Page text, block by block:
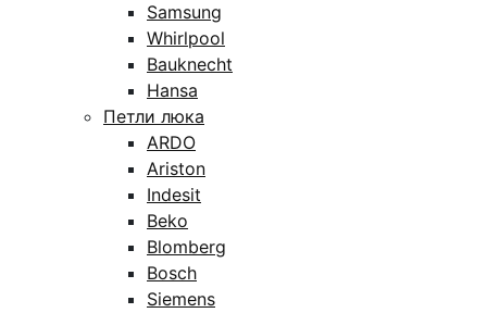
Samsung
Whirlpool
Bauknecht
Hansa
Петли люка
ARDO
Ariston
Indesit
Beko
Blomberg
Bosch
Siemens